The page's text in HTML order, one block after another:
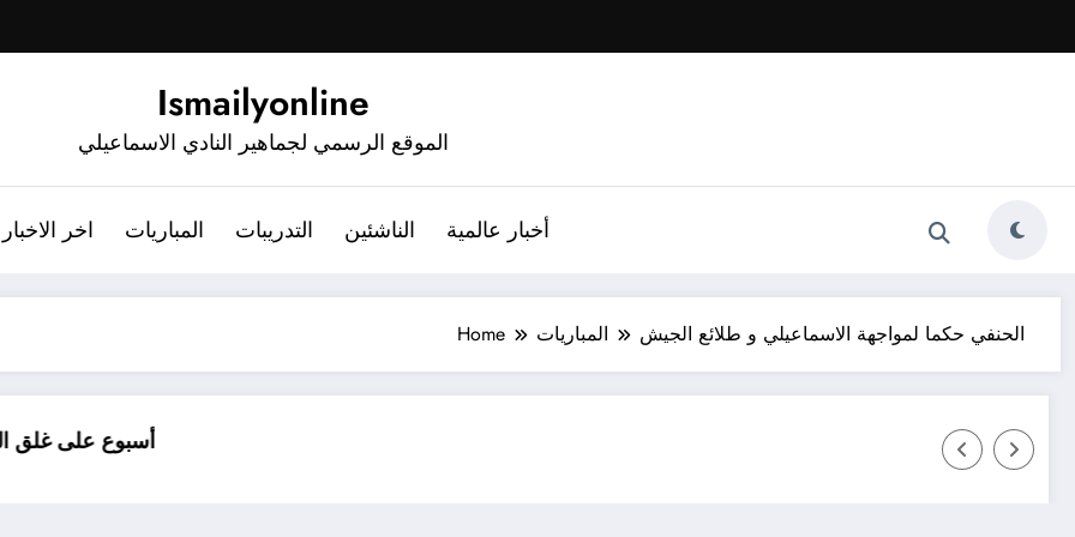
Ismailyonline
الموقع الرسمي لجماهير النادي الاسماعيلي
اخر الاخبار المباريات التدريبات الناشئين أخبار عالمية
Home المباريات الحنفي حكما لمواجهة الاسماعيلي و طلائع الجيش
أسبوع على